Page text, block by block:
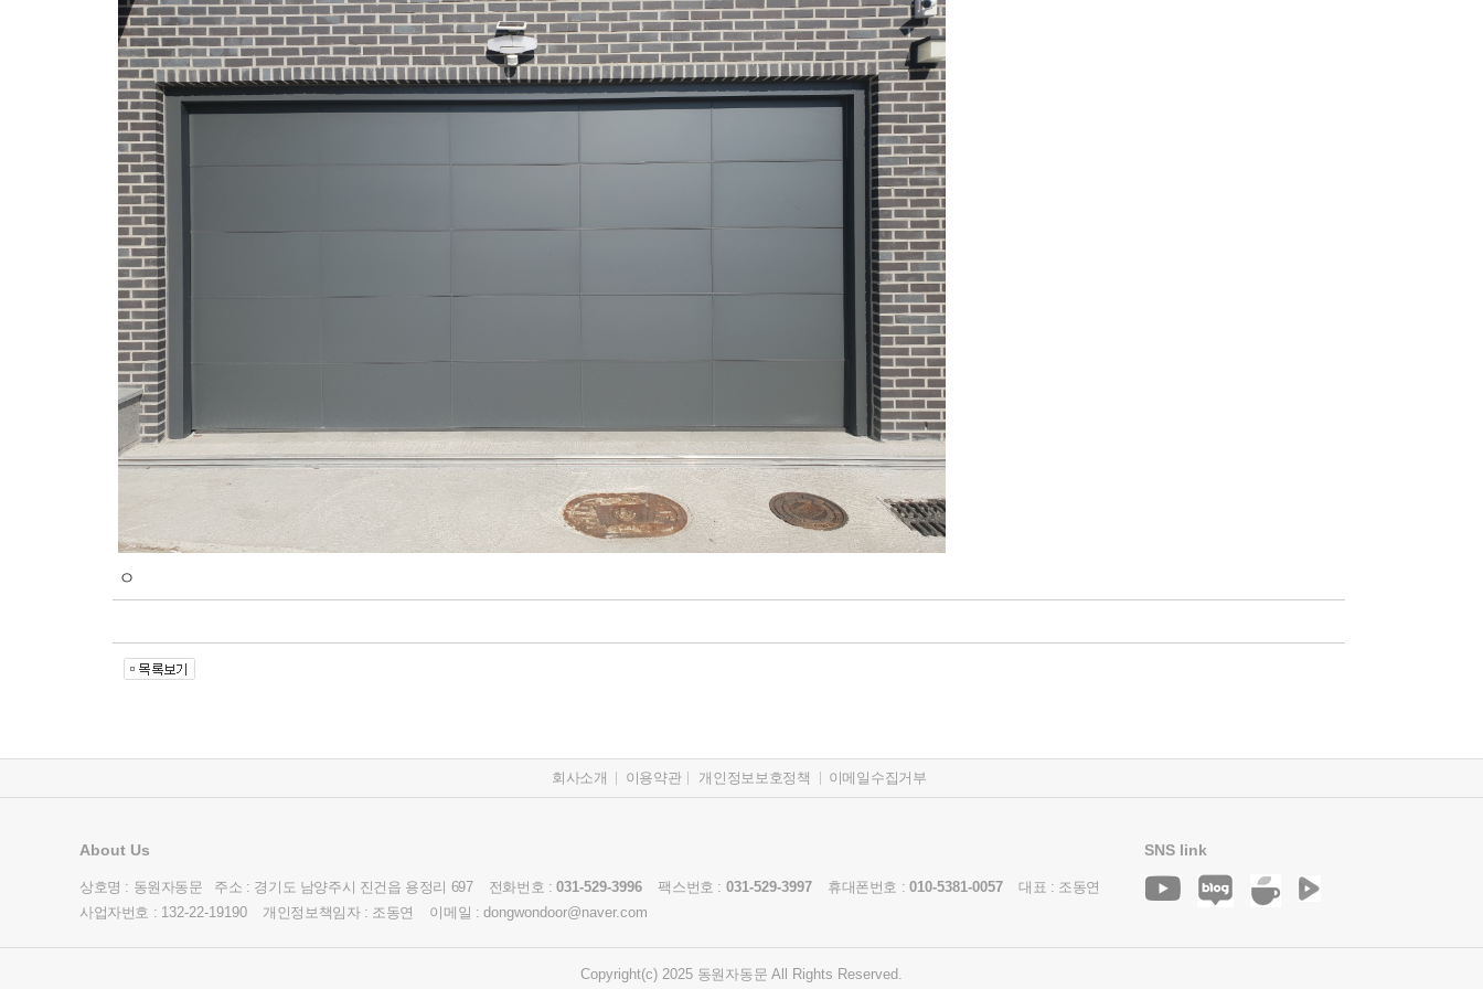
ㅇ
회사소개 이용약관 개인정보보호정책 이메일수집거부
About Us
상호명 : 동원자동문 주소 : 경기도 남양주시 진건읍 용정리 697 전화번호 : 031-529-3996팩스번호 : 031-529-3997휴대폰번호 : 010-5381-0057대표 : 조동연
사업자번호 : 132-22-19190개인정보책임자 : 조동연 이메일 : dongwondoor@naver.com
SNS link
Copyright(c) 2025 동원자동문 All Rights Reserved.